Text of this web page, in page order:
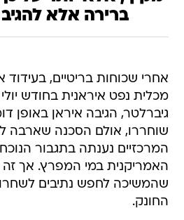
ברירה אלא
אחרי שכוחות בריטיים,
מכלית נפט איראנית בחודש
גיברלטר, הגיבה איראן באופן
שוחררו, אולם הסכנה שארבה
המרכזיים נענתה בתגבור
האמריקנית במי המפרץ. אך
שהמשיכה לחפש נתיבים
החונק.